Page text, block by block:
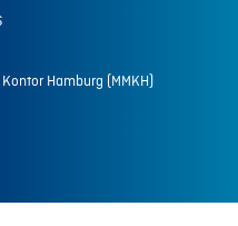
Hamburg (MMKH)